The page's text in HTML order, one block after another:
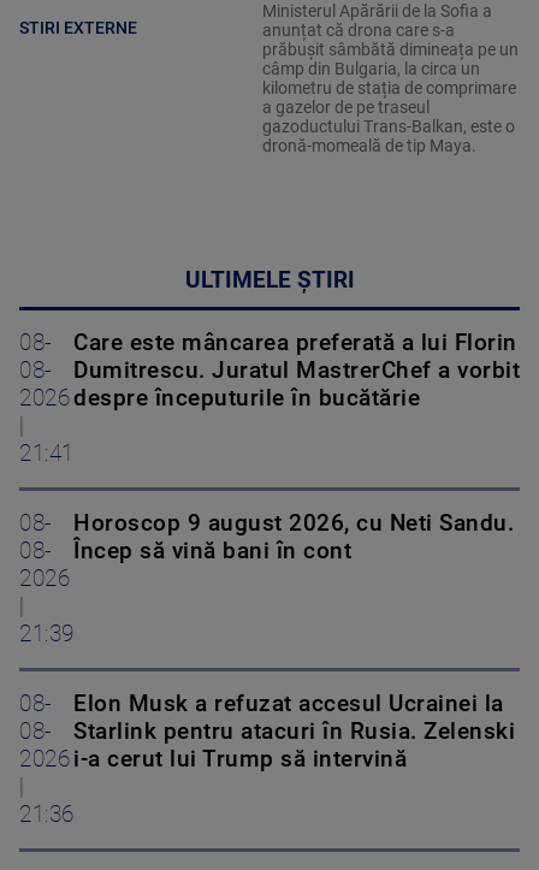
STIRI EXTERNE
Ministerul Apărării de la Sofia a
anunțat că drona care s-a
prăbușit sâmbătă dimineața pe un
câmp din Bulgaria, la circa un
kilometru de stația de comprimare
a gazelor de pe traseul
gazoductului Trans-Balkan, este o
dronă-momeală de tip Maya.
ULTIMELE ȘTIRI
08-
08-
2026
21:41
Care este mâncarea preferată a lui Florin
Dumitrescu. Juratul MastrerChef a vorbit
despre începuturile în bucătărie
08-
08-
2026
21:39
Horoscop 9 august 2026, cu Neti Sandu.
Încep să vină bani în cont
08-
08-
2026
21:36
Elon Musk a refuzat accesul Ucrainei la
Starlink pentru atacuri în Rusia. Zelenski
i-a cerut lui Trump să intervină